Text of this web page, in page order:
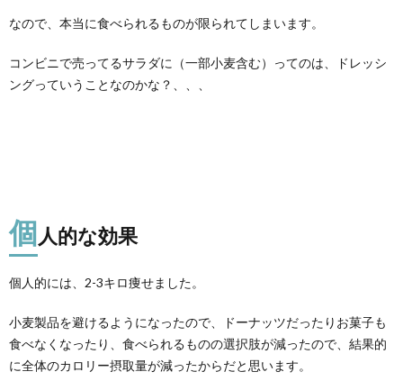
なので、本当に食べられるものが限られてしまいます。
コンビニで売ってるサラダに（一部小麦含む）ってのは、ドレッシ
ングっていうことなのかな？、、、
個人的な効果
個人的には、2-3キロ痩せました。
小麦製品を避けるようになったので、ドーナッツだったりお菓子も
食べなくなったり、食べられるものの選択肢が減ったので、結果的
に全体のカロリー摂取量が減ったからだと思います。